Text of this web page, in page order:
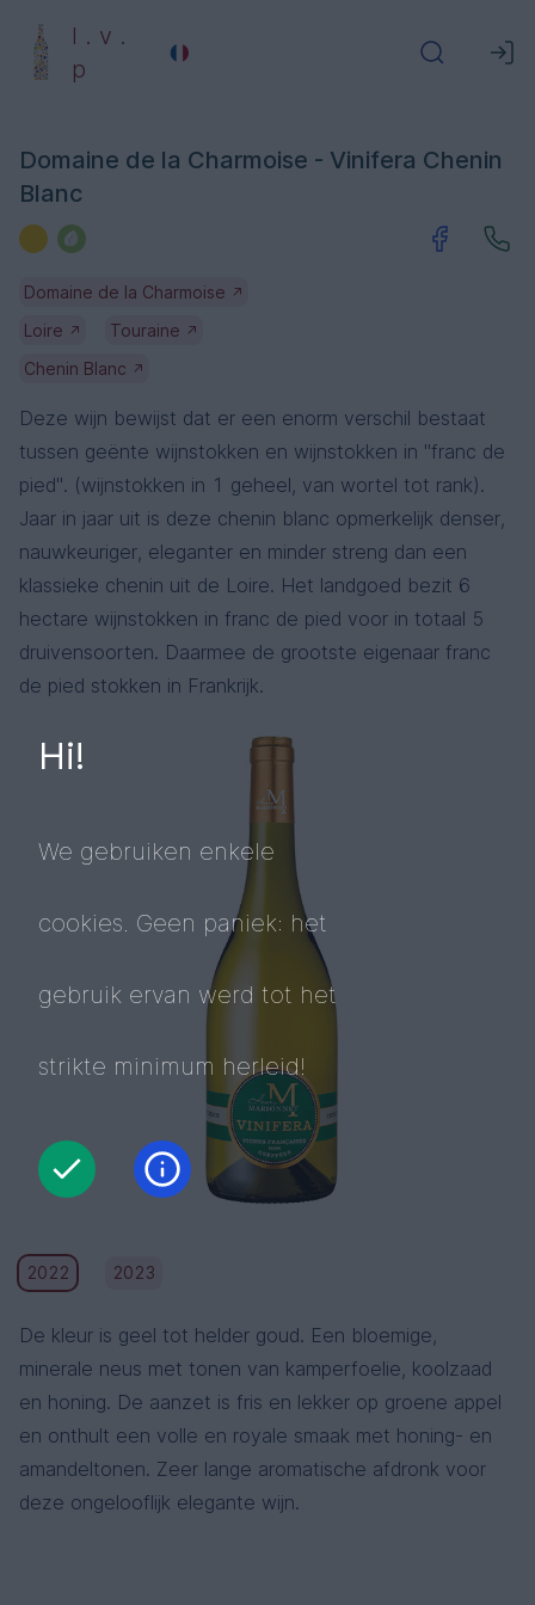
l . v .
p
Domaine de la Charmoise - Vinifera Chenin
Blanc
Domaine de la Charmoise ↗
Loire ↗ Touraine ↗
Chenin Blanc ↗
Deze wijn bewijst dat er een enorm verschil bestaat
tussen geënte wijnstokken en wijnstokken in "franc de
pied". (wijnstokken in 1 geheel, van wortel tot rank).
Jaar in jaar uit is deze chenin blanc opmerkelijk denser,
nauwkeuriger, eleganter en minder streng dan een
klassieke chenin uit de Loire. Het landgoed bezit 6
hectare wijnstokken in franc de pied voor in totaal 5
druivensoorten. Daarmee de grootste eigenaar franc
de pied stokken in Frankrijk.
2022 2023
De kleur is geel tot helder goud. Een bloemige,
minerale neus met tonen van kamperfoelie, koolzaad
en honing. De aanzet is fris en lekker op groene appel
en onthult een volle en royale smaak met honing- en
amandeltonen. Zeer lange aromatische afdronk voor
deze ongelooflijk elegante wijn.
Hi!
We gebruiken enkele
cookies. Geen paniek: het
gebruik ervan werd tot het
strikte minimum herleid!